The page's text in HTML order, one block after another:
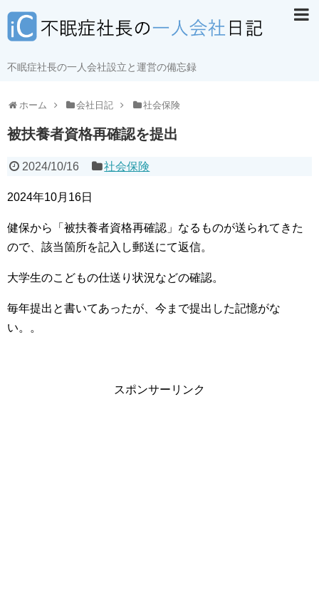
不眠症社長の一人会社設立と運営の備忘録
ホーム 会社日記 社会保険
被扶養者資格再確認を提出
2024/10/16 社会保険
2024年10月16日
健保から「被扶養者資格再確認」なるものが送られてきた
ので、該当箇所を記入し郵送にて返信。
大学生のこどもの仕送り状況などの確認。
毎年提出と書いてあったが、今まで提出した記憶がな
い。。
スポンサーリンク